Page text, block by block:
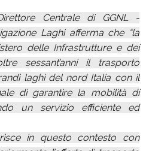
Centrale di GGNL -
Laghi afferma che “la
delle Infrastrutture e dei
sessant’anni il trasporto
laghi del nord Italia con il
di garantire la mobilità di
un servizio efficiente ed
in questo contesto con